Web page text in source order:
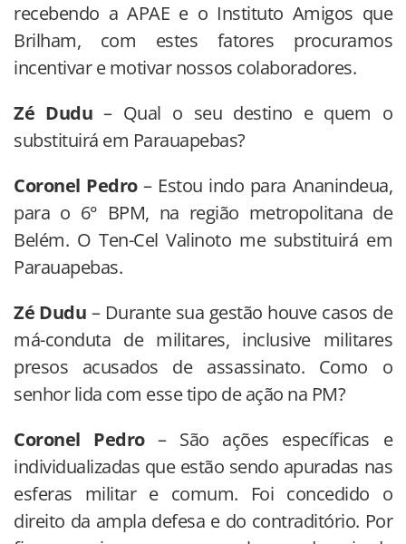
recebendo a APAE e o Instituto Amigos que
Brilham, com estes fatores procuramos
incentivar e motivar nossos colaboradores.
Zé Dudu – Qual o seu destino e quem o
substituirá em Parauapebas?
Coronel Pedro– Estou indo para Ananindeua,
para o 6° BPM, na região metropolitana de
Belém. O Ten-Cel Valinoto me substituirá em
Parauapebas.
Zé Dudu – Durante sua gestão houve casos de
má-conduta de militares, inclusive militares
presos acusados de assassinato. Como o
senhor lida com esse tipo de ação na PM?
Coronel Pedro– São ações específicas e
individualizadas que estão sendo apuradas nas
esferas militar e comum. Foi concedido o
direito da ampla defesa e do contraditório. Por